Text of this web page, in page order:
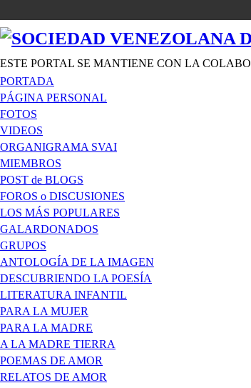
ESTE PORTAL SE MANTIENE CON LA
PORTADA
PÁGINA PERSONAL
FOTOS
VIDEOS
ORGANIGRAMA SVAI
MIEMBROS
POST de BLOGS
FOROS o DISCUSIONES
LOS MÁS POPULARES
GALARDONADOS
GRUPOS
ANTOLOGÍA DE LA IMAGEN
DESCUBRIENDO LA POESÍA
LITERATURA INFANTIL
PARA LA MUJER
PARA LA MADRE
A LA MADRE TIERRA
POEMAS DE AMOR
RELATOS DE AMOR